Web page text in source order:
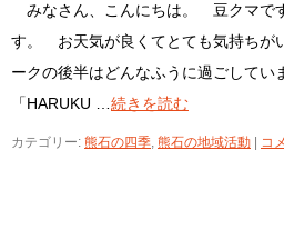
みなさん、こんにちは。 豆クマで
す。 お天気が良くてとても気持ち
ークの後半はどんなふうに過ごして
「HARUKU … 続きを読む
カテゴリー: 熊石の四季, 熊石の地域活動 コ